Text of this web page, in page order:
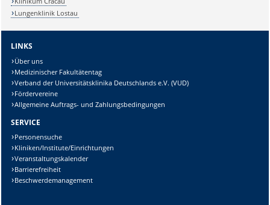
Lungenklinik Lostau
LINKS
Über uns
Medizinischer Fakultätentag
Verband der Universitätsklinika Deutschlands e.V. (VUD)
Fördervereine
Allgemeine Auftrags- und Zahlungsbedingungen
SERVICE
Personensuche
Kliniken/Institute/Einrichtungen
Veranstaltungskalender
Barrierefreiheit
Beschwerdemanagement